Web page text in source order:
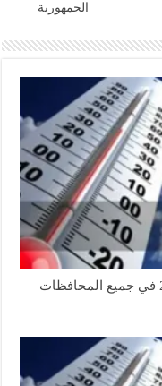
الجمهورية
حالة الطقس اليوم الخميس 15-03-2018 في جميع المحافظات